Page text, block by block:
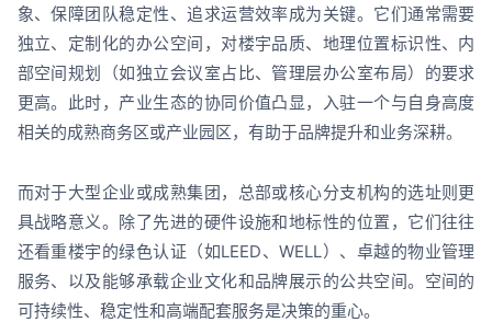
象、保障团队稳定性、追求运营效率成为关键。它们通常需要
独立、定制化的办公空间，对楼宇品质、地理位置标识性、内
部空间规划（如独立会议室占比、管理层办公室布局）的要求
更高。此时，产业生态的协同价值凸显，入驻一个与自身高度
相关的成熟商务区或产业园区，有助于品牌提升和业务深耕。
而对于大型企业或成熟集团，总部或核心分支机构的选址则更
具战略意义。除了先进的硬件设施和地标性的位置，它们往往
还看重楼宇的绿色认证（如LEED、WELL）、卓越的物业管理
服务、以及能够承载企业文化和品牌展示的公共空间。空间的
可持续性、稳定性和高端配套服务是决策的重心。